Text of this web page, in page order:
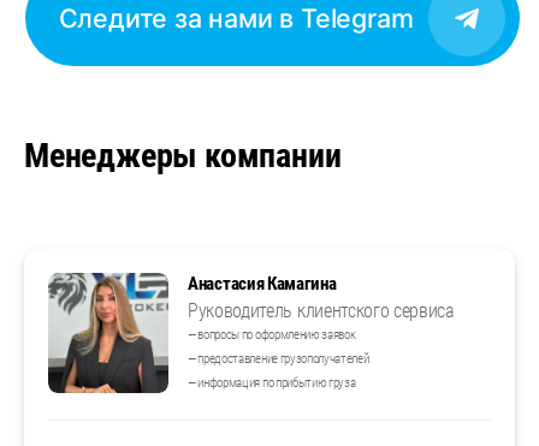
Следите за нами в Telegram
Менеджеры компании
Анастасия Камагина
Руководитель клиентского сервиса
— вопросы по оформлению заявок
— предоставление грузополучателей
— информация по прибытию груза